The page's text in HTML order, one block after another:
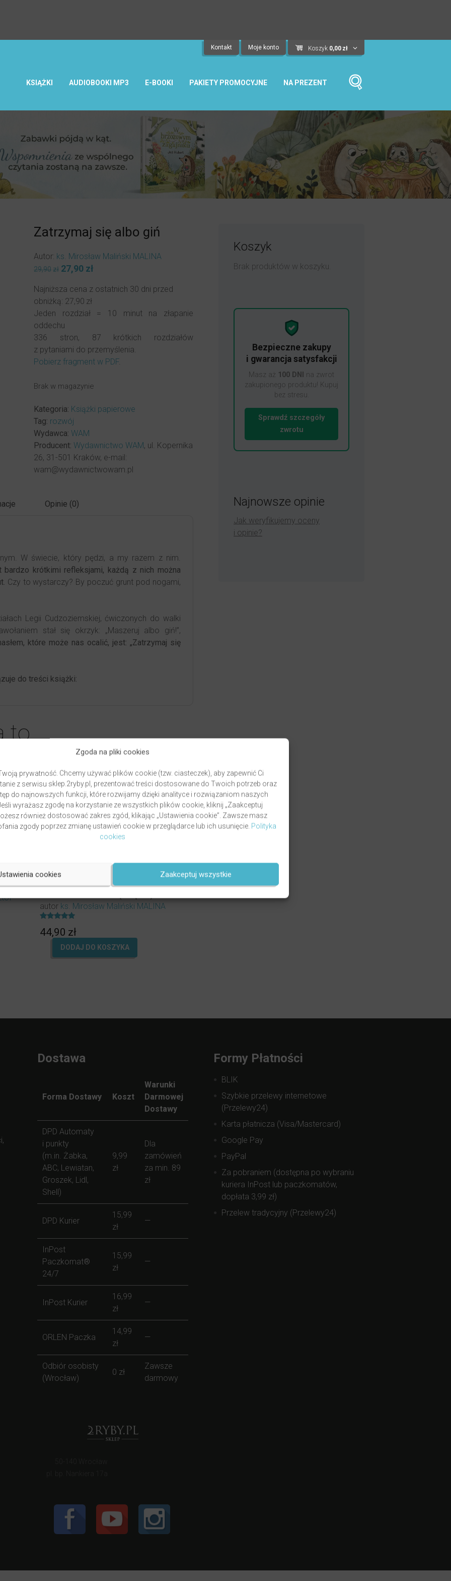
Zgoda na pliki cookies
prywatność. Chcemy używać plików cookie (tzw. ciasteczek), aby zapewnić Ci
z serwisu sklep.2ryby.pl, prezentować treści dostosowane do Twoich potrzeb oraz
do najnowszych funkcji, które rozwijamy dzięki analityce i rozwiązaniom naszych
wyrażasz zgodę na korzystanie ze wszystkich plików cookie, kliknij „Zaakceptuj
również dostosować zakres zgód, klikając „Ustawienia cookie”. Zawsze masz
zgody poprzez zmianę ustawień cookie w przeglądarce lub ich usunięcie. Polityka
cookies
Zaakceptuj wszystkie
cookies
Kontakt Moje konto Koszyk 0,00 zł
KSIĄŻKI AUDIOBOOKI MP3 E-BOOKI PAKIETY PROMOCYJNE NA PREZENT
Zatrzymaj się albo giń
Autor: ks. Mirosław Maliński MALINA
29,90zł Pierwotna
wynosiła:
29,90zł.
27,90 złAktualna
wynosi:
Najniższa cena z ostatnich 30 dni przed
obniżką: 27,90 zł
Jeden rozdział = 10 minut na złapanie
oddechu
336 stron, 87 krótkich rozdziałów
z pytaniami do przemyślenia.
Pobierz fragment w PDF.
Brak w magazynie
Kategoria: Książki papierowe
Tag: rozwój
Wydawca: WAM
Producent: Wydawnictwo WAM, ul. Kopernika
26, 31-501 Kraków, e-mail:
wam@wydawnictwowam.pl
Opinie (0)
W świecie, który pędzi, a my razem z nim.
bardzo krótkimi refleksjami, każdą z nich można
Czy to wystarczy? By poczuć grunt pod nogami,
Legii Cudzoziemskiej, ćwiczonych do walki
stał się okrzyk: „Maszeruj albo giń!”,
które może nas ocalić, jest: „Zatrzymaj się
do treści książki:
to…
TEMPERAMENTY – GDYBYM BYŁ INNY,
autor ks. Mirosław Maliński MALINA
4.96
na 5.
44,90 zł
DODAJ DO KOSZYKA
Koszyk
Brak produktów w koszyku.
Bezpieczne zakupy
i gwarancja satysfakcji
Masz aż 100 DNI
na zwrot
zakupionego produktu! Kupuj
bez stresu.
Sprawdź szczegóły
zwrotu
Najnowsze opinie
Jak weryfikujemy oceny
i opinie?
Dostawa
Forma Dostawy Koszt
Warunki
Darmowej
Dostawy
DPD Automaty
i punkty
(m.in. Żabka,
ABC, Lewiatan,
Groszek, Lidl,
Shell)
9,99
zł
Dla
zamówień
za min. 89
zł
DPD Kurier
15,99
zł
—
InPost
Paczkomat®
24/7
15,99
zł
—
InPost Kurier
16,99
zł
—
ORLEN Paczka
14,99
zł
—
Odbiór osobisty
(Wrocław)
0 zł
Zawsze
darmowy
Formy Płatności
BLIK
Szybkie przelewy internetowe
(Przelewy24)
Karta płatnicza (Visa/Mastercard)
Google Pay
PayPal
Za pobraniem (dostępna po wybraniu
kuriera InPost lub paczkomatów,
dopłata 3,99 zł)
Przelew tradycyjny (Przelewy24)